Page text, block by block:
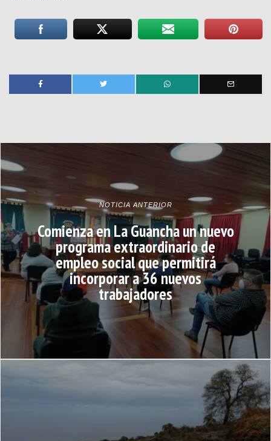
NOTICIA ANTERIOR
Comienza en La Guancha un nuevo
programa extraordinario de
empleo social que permitirá
incorporar a 36 nuevos
trabajadores